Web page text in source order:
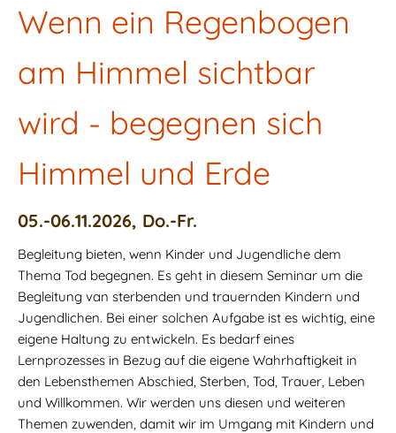
Wenn ein Regenbogen
am Himmel sichtbar
wird - begegnen sich
Himmel und Erde
05.-06.11.2026, Do.-Fr.
Begleitung bieten, wenn Kinder und Jugendliche dem
Thema Tod begegnen. Es geht in diesem Seminar um die
Begleitung van sterbenden und trauernden Kindern und
Jugendlichen. Bei einer solchen Aufgabe ist es wichtig, eine
eigene Haltung zu entwickeln. Es bedarf eines
Lernprozesses in Bezug auf die eigene Wahrhaftigkeit in
den Lebensthemen Abschied, Sterben, Tod, Trauer, Leben
und Willkommen. Wir werden uns diesen und weiteren
Themen zuwenden, damit wir im Umgang mit Kindern und